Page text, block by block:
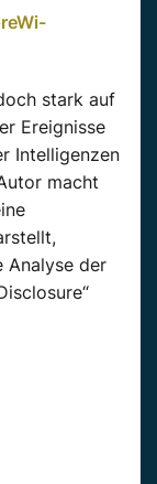
stark auf
Ereignisse
Intelligenzen
macht
Analyse der